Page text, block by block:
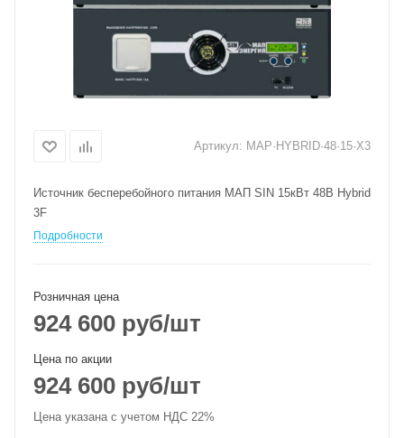
Артикул: MAP·HYBRID·48·15·X3
Источник бесперебойного питания МАП SIN 15кВт 48В Hybrid
3F
Подробности
Розничная цена
924 600 руб/шт
Цена по акции
924 600 руб/шт
Цена указана с учетом НДС 22%